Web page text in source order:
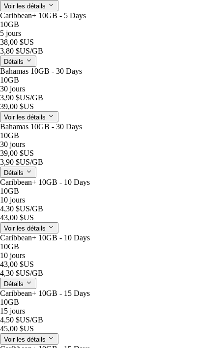
Voir les détails
Caribbean+ 10GB - 5 Days
10GB
5 jours
38,00 $US
3,80 $US/GB
Détails
Bahamas 10GB - 30 Days
10GB
30 jours
3,90 $US/GB
39,00 $US
Voir les détails
Bahamas 10GB - 30 Days
10GB
30 jours
39,00 $US
3,90 $US/GB
Détails
Caribbean+ 10GB - 10 Days
10GB
10 jours
4,30 $US/GB
43,00 $US
Voir les détails
Caribbean+ 10GB - 10 Days
10GB
10 jours
43,00 $US
4,30 $US/GB
Détails
Caribbean+ 10GB - 15 Days
10GB
15 jours
4,50 $US/GB
45,00 $US
Voir les détails